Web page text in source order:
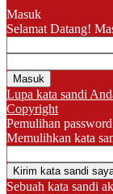
Masuk
Selamat Datang!
Lupa kata sandi
Copyright
Pemulihan password
Memulihkan kata
Sebuah kata sandi